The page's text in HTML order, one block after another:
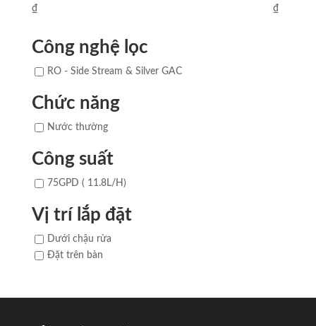
₫ ₫
Công nghệ lọc
RO - Side Stream & Silver GAC
Chức năng
Nước thường
Công suất
75GPD ( 11.8L/H)
Vị trí lắp đặt
Dưới chậu rửa
Đặt trên bàn